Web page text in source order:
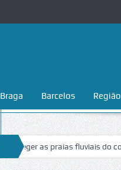
Braga Barcelos Região
as praias fluviais do concelho